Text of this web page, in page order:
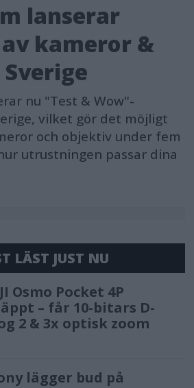
lanserar
kameror &
nu "Test & Wow"-
vilket gör det möjligt
och objektiv under fem
utrustningen passar dina
LÄST JUST NU
Osmo Pocket 4P
– får 10-bitars D-
2 & 3x optisk zoom
lägger bud på